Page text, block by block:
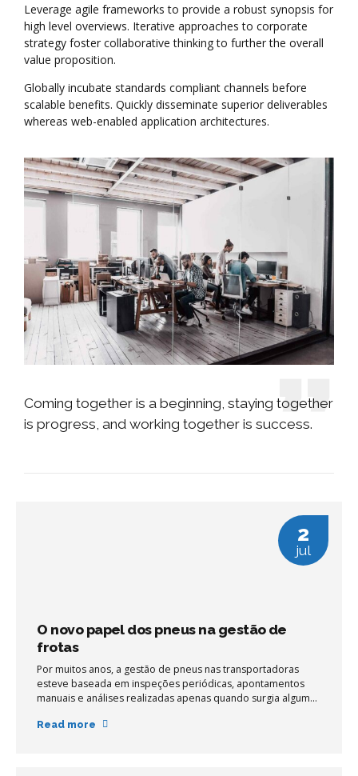
Leverage agile frameworks to provide a robust synopsis for
high level overviews. Iterative approaches to corporate
strategy foster collaborative thinking to further the overall
value proposition.
Globally incubate standards compliant channels before
scalable benefits. Quickly disseminate superior deliverables
whereas web-enabled application architectures.
Coming together is a beginning, staying together
is progress, and working together is success.
2
jul
O novo papel dos pneus na gestão de
frotas
Por muitos anos, a gestão de pneus nas transportadoras
esteve baseada em inspeções periódicas, apontamentos
manuais e análises realizadas apenas quando surgia algum
descobrir problemas quando o desgaste já ocorreu, quando
Read more